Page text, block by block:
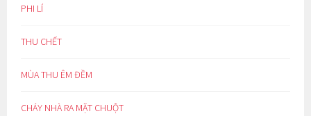
PHI LÍ
THU CHẾT
MÙA THU ÊM ĐỀM
CHÁY NHÀ RA MẶT CHUỘT